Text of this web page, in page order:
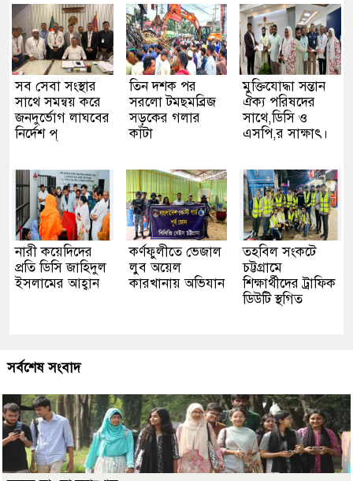
সব সেবা সংস্থার
সাথে সমন্বয় করে
জনদুর্ভোগ লাঘবের
নির্দেশ প্
তিন দশক পর
সরলো টমছমব্রিজ
সড়কের গলার
কাঁটা
মুক্তিযোদ্ধা সন্তান
ঐক্য পরিষদের
সাথে,ডিসি ও
এসপি,র সাক্ষাৎ।
নারী কয়েদিদের
প্রতি ডিসি জাহিদুল
ইসলামের আহ্বান
কর্ণফুলীতে ভেজাল
লুব অয়েল
কারখানায় অভিযান
তহবিল সংকটে
চট্টগ্রামে
শিক্ষার্থীদের ট্রাফিক
ডিউটি স্থগিত
সর্বশেষ সংবাদ